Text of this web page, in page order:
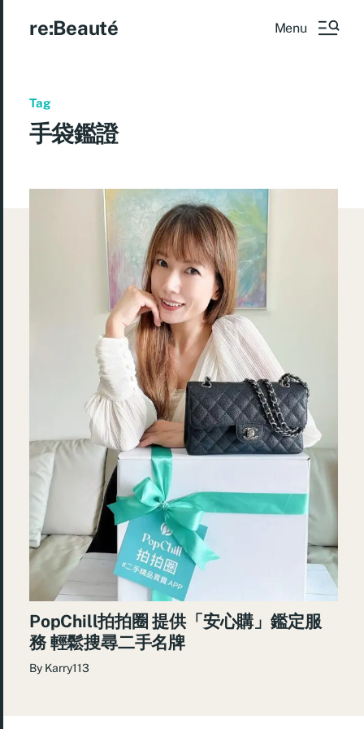
re:Beauté Menu
Tag
手袋鑑證
PopChill拍拍圈 提供「安心購」鑑定服
務 輕鬆搜尋二手名牌
By Karry113